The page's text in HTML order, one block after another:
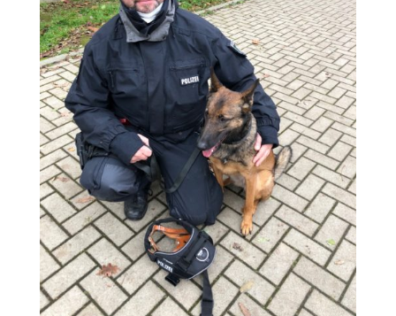
Präventionsarbeit an der Gesamtschule
Mittelkreis
3. Dezember 2021|Rund ums Schulleben,
TopThema